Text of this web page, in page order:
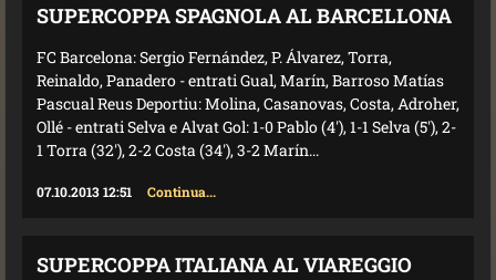
SUPERCOPPA SPAGNOLA AL BARCELLONA
FC Barcelona: Sergio Fernández, P. Álvarez, Torra,
Reinaldo, Panadero - entrati Gual, Marín, Barroso Matías
Pascual Reus Deportiu: Molina, Casanovas, Costa, Adroher,
Ollé - entrati Selva e Alvat Gol: 1-0 Pablo (4'), 1-1 Selva (5'), 2-
1 Torra (32'), 2-2 Costa (34'), 3-2 Marín...
07.10.2013 12:51 Continua...
SUPERCOPPA ITALIANA AL VIAREGGIO